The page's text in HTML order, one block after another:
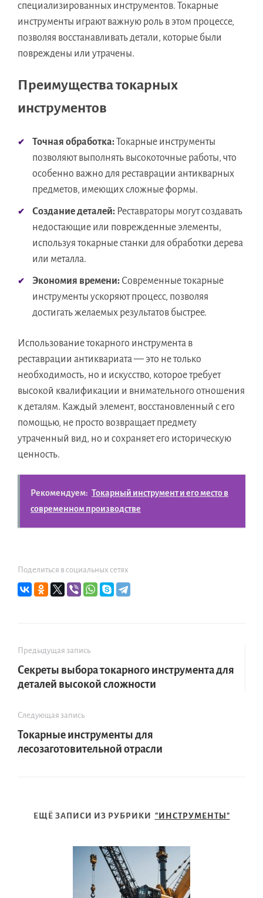
специализированных инструментов. Токарные
инструменты играют важную роль в этом процессе,
позволяя восстанавливать детали, которые были
повреждены или утрачены.
Преимущества токарных
инструментов
Точная обработка:Токарные инструменты
позволяют выполнять высокоточные работы, что
особенно важно для реставрации антикварных
предметов, имеющих сложные формы.
Создание деталей: Реставраторы могут создавать
недостающие или поврежденные элементы,
используя токарные станки для обработки дерева
или металла.
Экономия времени: Современные токарные
инструменты ускоряют процесс, позволяя
достигать желаемых результатов быстрее.
Использование токарного инструмента в
реставрации антиквариата — это не только
необходимость, но и искусство, которое требует
высокой квалификации и внимательного отношения
к деталям. Каждый элемент, восстановленный с его
помощью, не просто возвращает предмету
утраченный вид, но и сохраняет его историческую
ценность.
Рекомендуем: Токарный инструмент и его место в
современном производстве
Поделиться в социальных сетях
Предыдущая запись
Секреты выбора токарного инструмента для
деталей высокой сложности
Следующая запись
Токарные инструменты для
лесозаготовительной отрасли
ЕЩЁ ЗАПИСИ ИЗ РУБРИКИ "ИНСТРУМЕНТЫ"